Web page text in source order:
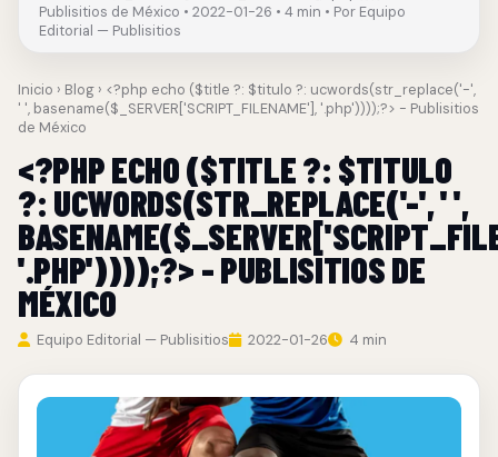
Publisitios de México • 2022-01-26 • 4 min • Por Equipo
Editorial — Publisitios
Inicio › Blog › <?php echo ($title ?: $titulo ?: ucwords(str_replace('-',
' ', basename($_SERVER['SCRIPT_FILENAME'], '.php'))));?> - Publisitios
de México
<?PHP ECHO ($TITLE ?: $TITULO
?: UCWORDS(STR_REPLACE('-', ' ',
'.PHP'))));?> - PUBLISITIOS DE
MÉXICO
Equipo Editorial — Publisitios 2022-01-26 4 min